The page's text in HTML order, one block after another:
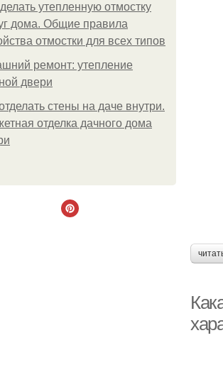
утепленную отмостку
дома. Общие правила
отмостки для всех типов
ремонт: утепление
двери
стены на даче внутри.
отделка дачного дома